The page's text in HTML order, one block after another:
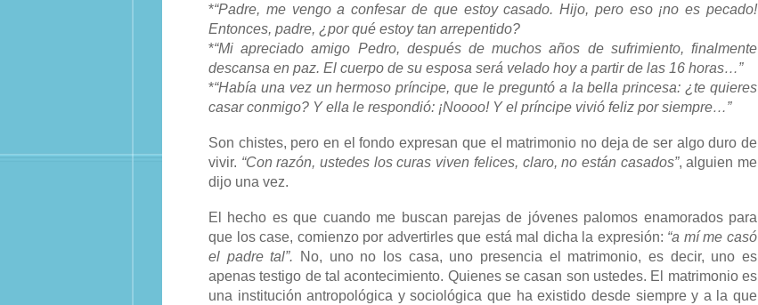
*“Padre, me vengo a confesar de que estoy casado. Hijo, pero eso ¡no es pecado!
Entonces, padre, ¿por qué estoy tan arrepentido?
*“Mi apreciado amigo Pedro, después de muchos años de sufrimiento, finalmente
descansa en paz. El cuerpo de su esposa será velado hoy a partir de las 16 horas…”
*“Había una vez un hermoso príncipe, que le preguntó a la bella princesa: ¿te quieres
casar conmigo? Y ella le respondió: ¡Noooo! Y el príncipe vivió feliz por siempre…”
Son chistes, pero en el fondo expresan que el matrimonio no deja de ser algo duro de
vivir. “Con razón, ustedes los curas viven felices, claro, no están casados”, alguien me
dijo una vez.
El hecho es que cuando me buscan parejas de jóvenes palomos enamorados para
que los case, comienzo por advertirles que está mal dicha la expresión: “a mí me casó
el padre tal”.
No, uno no los casa, uno presencia el matrimonio, es decir, uno es
apenas testigo de tal acontecimiento. Quienes se casan son ustedes. El matrimonio es
una institución antropológica y sociológica que ha existido desde siempre y a la que